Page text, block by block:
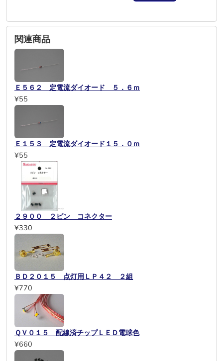
関連商品
Ｅ５６２ 定電流ダイオード ５．６ｍ
¥55
Ｅ１５３ 定電流ダイオード１５．０ｍ
¥55
２９００ ２ピン コネクター
¥330
ＢＤ２０１５ 点灯用ＬＰ４２ ２組
¥770
ＱＶ０１５ 配線済チップＬＥＤ電球色
¥660